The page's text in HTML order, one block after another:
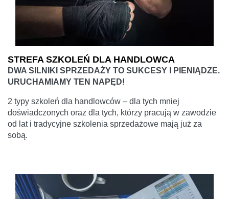
STREFA SZKOLEŃ DLA HANDLOWCA
DWA SILNIKI SPRZEDAŻY TO SUKCESY I PIENIĄDZE.
URUCHAMIAMY TEN NAPĘD!
2 typy szkoleń dla handlowców – dla tych mniej
doświadczonych oraz dla tych, którzy pracują w zawodzie
od lat i tradycyjne szkolenia sprzedażowe mają już za
sobą.